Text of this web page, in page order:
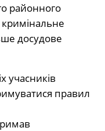
районного
кримінальне
досудове
учасників
правил